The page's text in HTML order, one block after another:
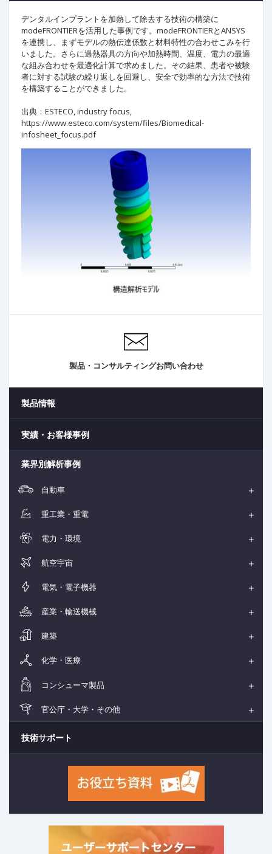
デンタルインプラントを加熱して除去する技術の構築に
modeFRONTIERを活用した事例です。modeFRONTIERとANSYS
を連携し、まずモデルの熱伝達係数と材料特性の合わせこみを行
いました。さらに過熱器具の方向や加熱時間、温度、電力の最適
な組み合わせを最適化計算で求めました。その結果、患者や被験
者に対する試験の繰り返しを回避し、安全で効率的な方法で技術
を構築することができました。
出典：ESTECO, industry focus,
https://www.esteco.com/system/files/Biomedical-
infosheet_focus.pdf
製品・コンサルティングお問い合わせ
製品情報
実績・お客様事例
業界別解析事例
自動車
重工業・重電
電力・環境
航空宇宙
電気・電子機器
産業・輸送機械
建築
化学・医療
コンシューマ製品
官公庁・大学・その他
技術サポート